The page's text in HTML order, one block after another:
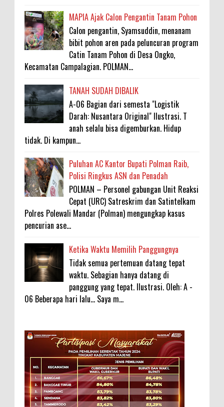
MAPIA Ajak Calon Pengantin Tanam Pohon
Calon pengantin, Syamsuddin, menanam
bibit pohon aren pada peluncuran program
Catin Tanam Pohon di Desa Ongko,
Kecamatan Campalagian. POLMAN...
TANAH SUDAH DIBALIK
A-06 Bagian dari semesta "Logistik
Darah: Nusantara Original" Ilustrasi. T
anah selalu bisa digemburkan. Hidup
tidak. Di kampun...
Puluhan AC Kantor Bupati Polman Raib,
Polisi Ringkus ASN dan Penadah
POLMAN – Personel gabungan Unit Reaksi
Cepat (URC) Satreskrim dan Satintelkam
Polres Polewali Mandar (Polman) mengungkap kasus
pencurian ase...
Ketika Waktu Memilih Panggungnya
Tidak semua pertemuan datang tepat
waktu. Sebagian hanya datang di
panggung yang tepat. Ilustrasi. Oleh: A -
06 Beberapa hari lalu... Saya m...